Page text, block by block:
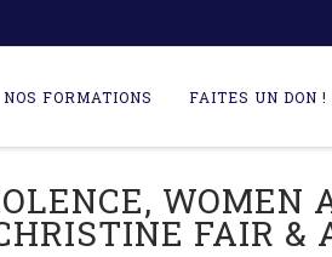
NOS FORMATIONS FAITES UN DON !
WOMEN
FAIR &